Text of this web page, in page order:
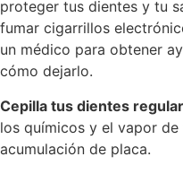
proteger tus dientes y tu
fumar cigarrillos
un médico para obtener
cómo dejarlo.
Cepilla tus dientes
los químicos y el vapor
acumulación de placa.